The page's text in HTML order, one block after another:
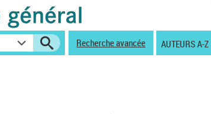
Recherche avancée AUTEURS A-Z